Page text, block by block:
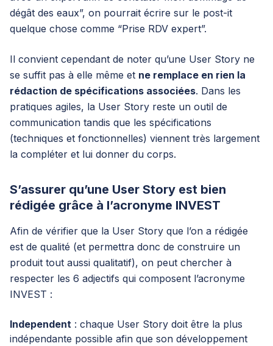
dégât des eaux”, on pourrait écrire sur le post-it
quelque chose comme “Prise RDV expert”.
Il convient cependant de noter qu’une User Story ne
se suffit pas à elle même et ne remplace en rien la
rédaction de spécifications associées. Dans les
pratiques agiles, la User Story reste un outil de
communication tandis que les spécifications
(techniques et fonctionnelles) viennent très largement
la compléter et lui donner du corps.
S’assurer qu’une User Story est bien
rédigée grâce à l’acronyme INVEST
Afin de vérifier que la User Story que l’on a rédigée
est de qualité (et permettra donc de construire un
produit tout aussi qualitatif), on peut chercher à
respecter les 6 adjectifs qui composent l’acronyme
INVEST :
Independent : chaque User Story doit être la plus
indépendante possible afin que son développement